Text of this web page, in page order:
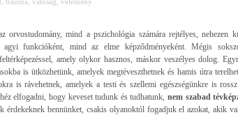
orvostudomány, mind a pszichológia számára rejtélyes, nehezen
agyi funkcióként, mind az elme képződményeként. Mégis
amely olykor hasznos, máskor veszélyes dolog.
is ütközhetünk, amelyek megtéveszthetnek és hamis útra
is rávehetnek, amelyek a testi és szellemi egészségünkre is rossz
elfogadni, hogy keveset tudunk és tudhatunk,nem szabad
érdekeknek bennünket, csakis olyanoktól fogadjuk el azokat, akik